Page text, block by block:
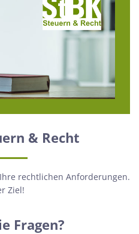
& Recht
rechtlichen Anforderungen.
Ziel!
Fragen?